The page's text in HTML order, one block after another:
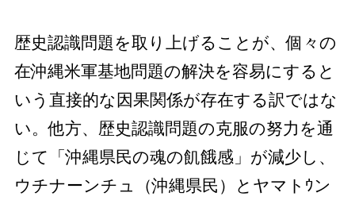
歴史認識問題を取り上げることが、個々の
在沖縄米軍基地問題の解決を容易にすると
いう直接的な因果関係が存在する訳ではな
い。他方、歴史認識問題の克服の努力を通
じて「沖縄県民の魂の飢餓感」が減少し、
ウチナーンチュ（沖縄県民）とヤマトｳン